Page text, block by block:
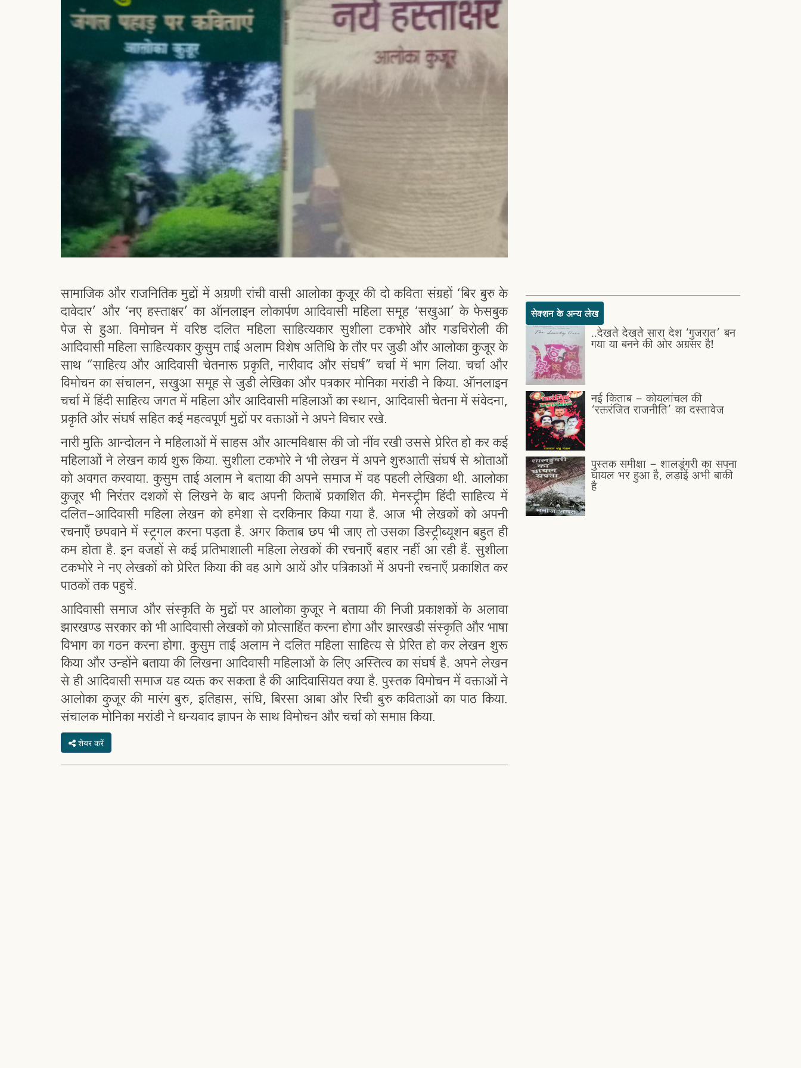
सामाजिक और राजनितिक मुद्दों में अग्रणी रांची वासी आलोका कुजूर की दो कविता संग्रहों ‘बिर बुरु के
दावेदार’ और ‘नए हस्ताक्षर’ का ऑनलाइन लोकार्पण आदिवासी महिला समूह ‘सखुआ’ के फेसबुक
पेज से हुआ. विमोचन में वरिष्ठ दलित महिला साहित्यकार सुशीला टकभोरे और गडचिरोली की
आदिवासी महिला साहित्यकार कुसुम ताई अलाम विशेष अतिथि के तौर पर जुडी और आलोका कुजूर के
साथ “साहित्य और आदिवासी चेतनारू प्रकृति, नारीवाद और संघर्ष” चर्चा में भाग लिया. चर्चा और
विमोचन का संचालन, सखुआ समूह से जुडी लेखिका और पत्रकार मोनिका मरांडी ने किया. ऑनलाइन
चर्चा में हिंदी साहित्य जगत में महिला और आदिवासी महिलाओं का स्थान, आदिवासी चेतना में संवेदना,
प्रकृति और संघर्ष सहित कई महत्वपूर्ण मुद्दों पर वक्ताओं ने अपने विचार रखे.
नारी मुक्ति आन्दोलन ने महिलाओं में साहस और आत्मविश्वास की जो नींव रखी उससे प्रेरित हो कर कई
महिलाओं ने लेखन कार्य शुरू किया. सुशीला टकभोरे ने भी लेखन में अपने शुरुआती संघर्ष से श्रोताओं
को अवगत करवाया. कुसुम ताई अलाम ने बताया की अपने समाज में वह पहली लेखिका थी. आलोका
कुजूर भी निरंतर दशकों से लिखने के बाद अपनी किताबें प्रकाशित की. मेनस्ट्रीम हिंदी साहित्य में
दलित-आदिवासी महिला लेखन को हमेशा से दरकिनार किया गया है. आज भी लेखकों को अपनी
रचनाएँ छपवाने में स्ट्रगल करना पड़ता है. अगर किताब छप भी जाए तो उसका डिस्ट्रीब्यूशन बहुत ही
कम होता है. इन वजहों से कई प्रतिभाशाली महिला लेखकों की रचनाएँ बहार नहीं आ रही हैं. सुशीला
टकभोरे ने नए लेखकों को प्रेरित किया की वह आगे आयें और पत्रिकाओं में अपनी रचनाएँ प्रकाशित कर
पाठकों तक पहुचें.
आदिवासी समाज और संस्कृति के मुद्दों पर आलोका कुजूर ने बताया की निजी प्रकाशकों के अलावा
झारखण्ड सरकार को भी आदिवासी लेखकों को प्रोत्साहित करना होगा और झारखंडी संस्कृति और भाषा
विभाग का गठन करना होगा. कुसुम ताई अलाम ने दलित महिला साहित्य से प्रेरित हो कर लेखन शुरू
किया और उन्होंने बताया की लिखना आदिवासी महिलाओं के लिए अस्तित्व का संघर्ष है. अपने लेखन
से ही आदिवासी समाज यह व्यक्त कर सकता है की आदिवासियत क्या है. पुस्तक विमोचन में वक्ताओं ने
आलोका कुजूर की मारंग बुरु, इतिहास, संधि, बिरसा आबा और रिची बुरु कविताओं का पाठ किया.
संचालक मोनिका मरांडी ने धन्यवाद ज्ञापन के साथ विमोचन और चर्चा को समाप्त किया.
शेयर करें
सेक्शन के अन्य लेख
..देखते देखते सारा देश ‘गुजरात’ बन
गया या बनने की ओर अग्रसर है!
नई किताब - कोयलांचल की
‘रक्तरंजित राजनीति’ का दस्तावेज
पुस्तक समीक्षा - शालडूंगरी का सपना
घायल भर हुआ है, लड़ाई अभी बाकी
है